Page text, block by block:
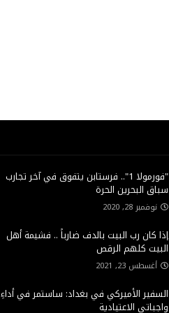
"فورمولا 1".. فرستابن يتفوق في آخر تجارب
سباق البحرين الحرة
نوفمبر 28, 2020
إذا كان رب البيت بالدف ضارباً .. فشيمة أهل
البيت كلهم الرقص
أغسطس 23, 2021
السفير الأميركي في بغداد: ساستمر في أداءِ
واجباتي الاعتيادية